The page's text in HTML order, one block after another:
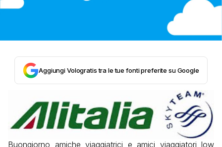
Aggiungi Vologratis tra le tue fonti preferite su Google
Buongiorno amiche viaggiatrici e amici viaggiatori low